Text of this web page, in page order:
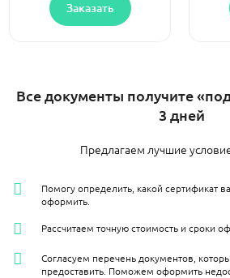
Заказать
Все документы получите
3 дней
Предлагаем лучшие
Помогу определить, какой сертификат
оформить.
Рассчитаем точную стоимость и сроки
Согласуем перечень документов,
предоставить. Поможем оформить